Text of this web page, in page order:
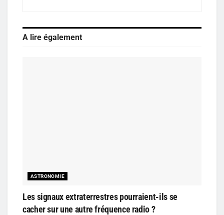
A lire également
ASTRONOMIE
Les signaux extraterrestres pourraient-ils se
cacher sur une autre fréquence radio ?